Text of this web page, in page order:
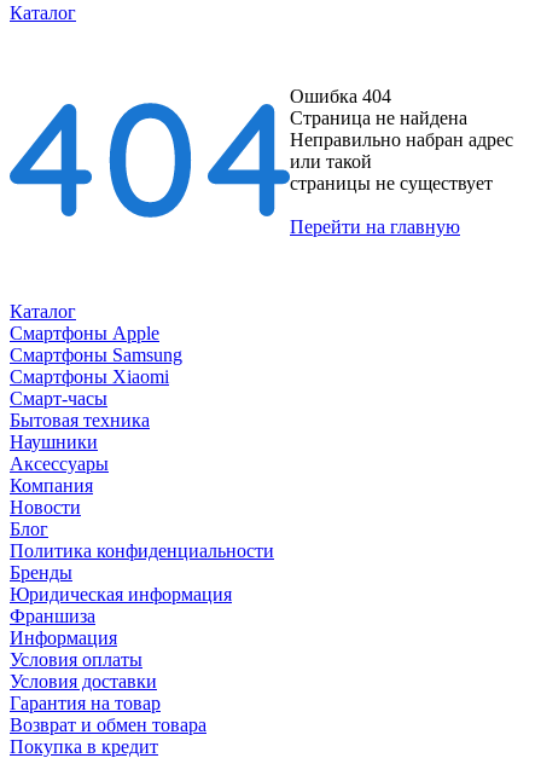
Каталог
Ошибка 404
Страница не найдена
Неправильно набран адрес
или такой
страницы не существует
Перейти на главную
Каталог
Смартфоны Apple
Смартфоны Samsung
Смартфоны Xiaomi
Смарт-часы
Бытовая техника
Наушники
Аксессуары
Компания
Новости
Блог
Политика конфиденциальности
Бренды
Юридическая информация
Франшиза
Информация
Условия оплаты
Условия доставки
Гарантия на товар
Возврат и обмен товара
Покупка в кредит